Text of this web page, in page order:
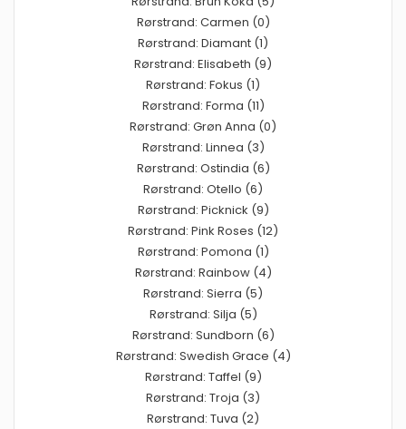
Rørstrand: Carmen (0)
Rørstrand: Diamant (1)
Rørstrand: Elisabeth (9)
Rørstrand: Fokus (1)
Rørstrand: Forma (11)
Rørstrand: Grøn Anna (0)
Rørstrand: Linnea (3)
Rørstrand: Ostindia (6)
Rørstrand: Otello (6)
Rørstrand: Picknick (9)
Rørstrand: Pink Roses (12)
Rørstrand: Pomona (1)
Rørstrand: Rainbow (4)
Rørstrand: Sierra (5)
Rørstrand: Silja (5)
Rørstrand: Sundborn (6)
Rørstrand: Swedish Grace (4)
Rørstrand: Taffel (9)
Rørstrand: Troja (3)
Rørstrand: Tuva (2)